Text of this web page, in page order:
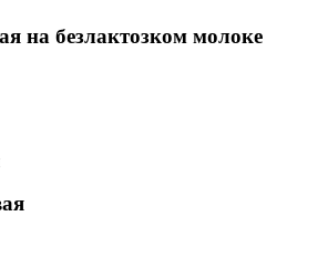
на безлактозком молоке